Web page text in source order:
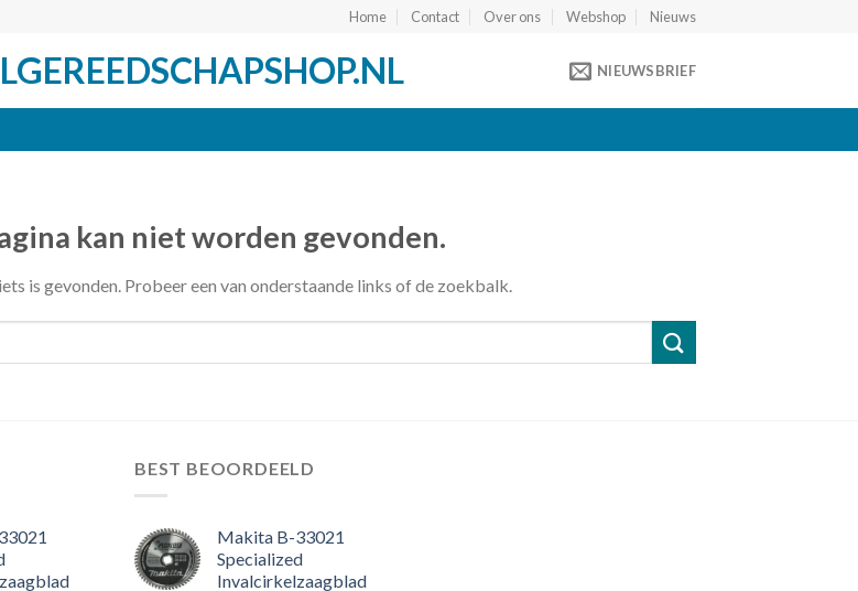
Home Contact Over ons Webshop Nieuws
NIEUWSBRIEF
kan niet worden gevonden.
is gevonden. Probeer een van onderstaande links of de zoekbalk.
BEST BEOORDEELD
Makita B-33021
Specialized
Invalcirkelzaagblad